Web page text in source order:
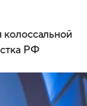
колоссальной
РФ